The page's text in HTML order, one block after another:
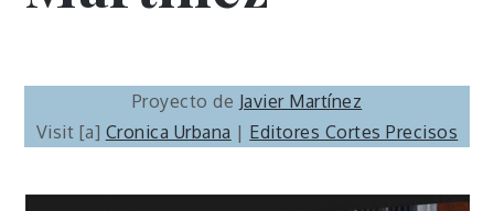
Proyecto de Javier Martínez
Visit [a] Cronica Urbana | Editores Cortes Precisos